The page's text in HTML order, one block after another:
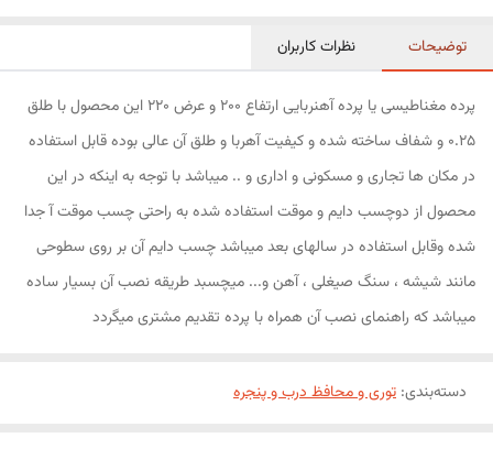
توضیحات نظرات کاربران
پرده مغناطیسی یا پرده آهنربایی ارتفاع 200 و عرض 220 این محصول با طلق
0.25 و شفاف ساخته شده و کیفیت آهربا و طلق آن عالی بوده قابل استفاده
در مکان ها تجاری و مسکونی و اداری و .. میباشد با توجه به اینکه در این
محصول از دوچسب دایم و موقت استفاده شده به راحتی چسب موقت آ جدا
شده وقابل استفاده در سالهای بعد میباشد چسب دایم آن بر روی سطوحی
مانند شیشه ، سنگ صیغلی ، آهن و... میچسبد طریقه نصب آن بسیار ساده
میباشد که راهنمای نصب آن همراه با پرده تقدیم مشتری میگردد
دسته‌بندی: توری و محافظ درب و پنجره